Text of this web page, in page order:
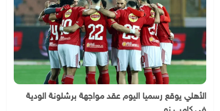
الأهلي يوقع رسميا اليوم عقد مواجهة برشلونة الودية